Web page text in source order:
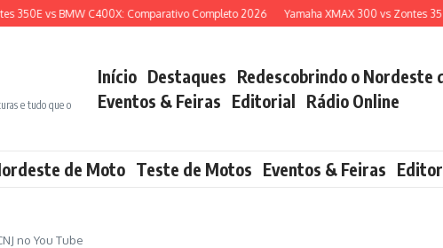
vs BMW C400X: Comparativo Completo 2026 Yamaha XMAX 300 vs Zontes
e tudo que o
Início Destaques Redescobrindo o Nordeste
Eventos & Feiras Editorial Rádio Online
de Moto Teste de Motos Eventos & Feiras
no You Tube